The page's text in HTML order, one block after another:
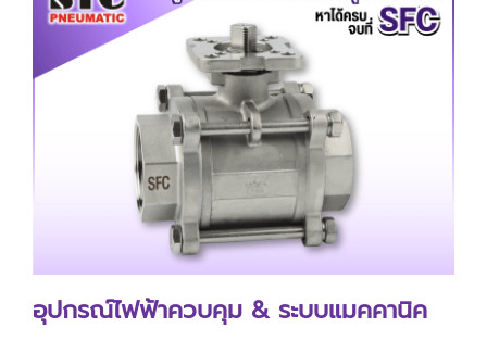
อุปกรณ์ไฟฟ้าควบคุม & ระบบแมคคานิค